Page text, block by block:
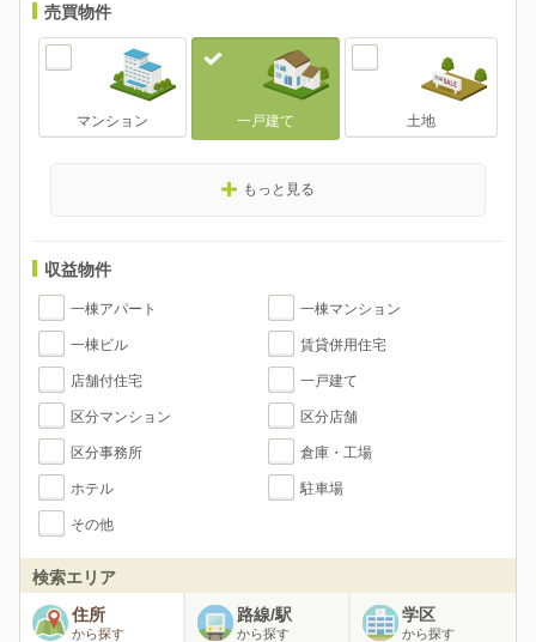
売買物件
マンション 一戸建て 土地
もっと見る
収益物件
一棟アパート 一棟マンション
一棟ビル 賃貸併用住宅
店舗付住宅 一戸建て
区分マンション 区分店舗
区分事務所 倉庫・工場
ホテル 駐車場
その他
検索エリア
住所
から探す
路線/駅
から探す
学区
から探す